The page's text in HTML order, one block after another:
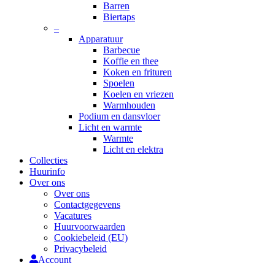
Barren
Biertaps
–
Apparatuur
Barbecue
Koffie en thee
Koken en frituren
Spoelen
Koelen en vriezen
Warmhouden
Podium en dansvloer
Licht en warmte
Warmte
Licht en elektra
Collecties
Huurinfo
Over ons
Over ons
Contactgegevens
Vacatures
Huurvoorwaarden
Cookiebeleid (EU)
Privacybeleid
Account